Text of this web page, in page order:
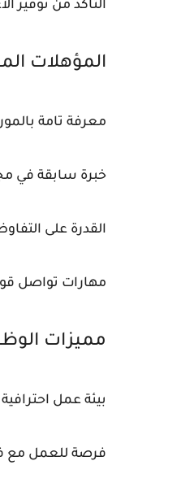
التأكد من توفير
المؤهلات
معرفة تامة
خبرة سابقة في
القدرة على
مهارات تواصل
مميزات
بيئة عمل
فرصة للعمل مع